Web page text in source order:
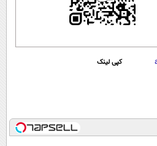
کپی لینک